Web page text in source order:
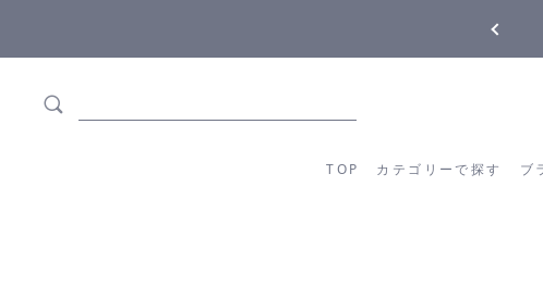
TOP カテゴリーで探す ブ
カテゴリーから探す